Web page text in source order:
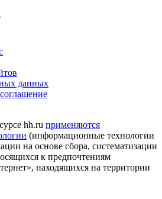
данных
hh.ru применяются
(информационные технологии
на основе сбора, систематизации
к предпочтениям
находящихся на территории